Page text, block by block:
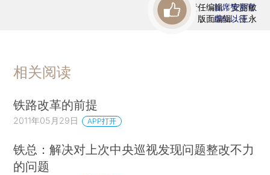
责任编辑：安丽敏
版面编辑：王永
首席赞赏官
虚位以待
相关阅读
铁路改革的前提
2011年05月29日 APP打开
铁总：解决对上次中央巡视发现问题整改不力
的问题